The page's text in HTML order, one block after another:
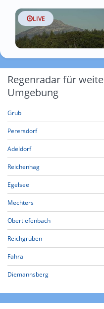
LIVE
Regenradar für
Umgebung
Grub
Perersdorf
Adeldorf
Reichenhag
Egelsee
Mechters
Obertiefenbach
Reichgrüben
Fahra
Diemannsberg